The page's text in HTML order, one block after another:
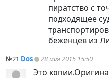
пиратство с
подходящее
беженцев из
№21 Dos 28 мая 2015 15:50
Это